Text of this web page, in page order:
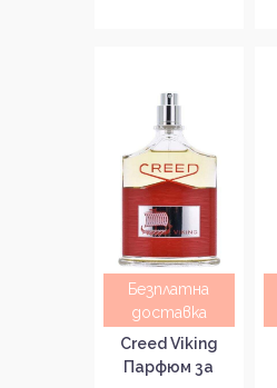
Безплатна
доставка
Creed Viking
Парфюм за